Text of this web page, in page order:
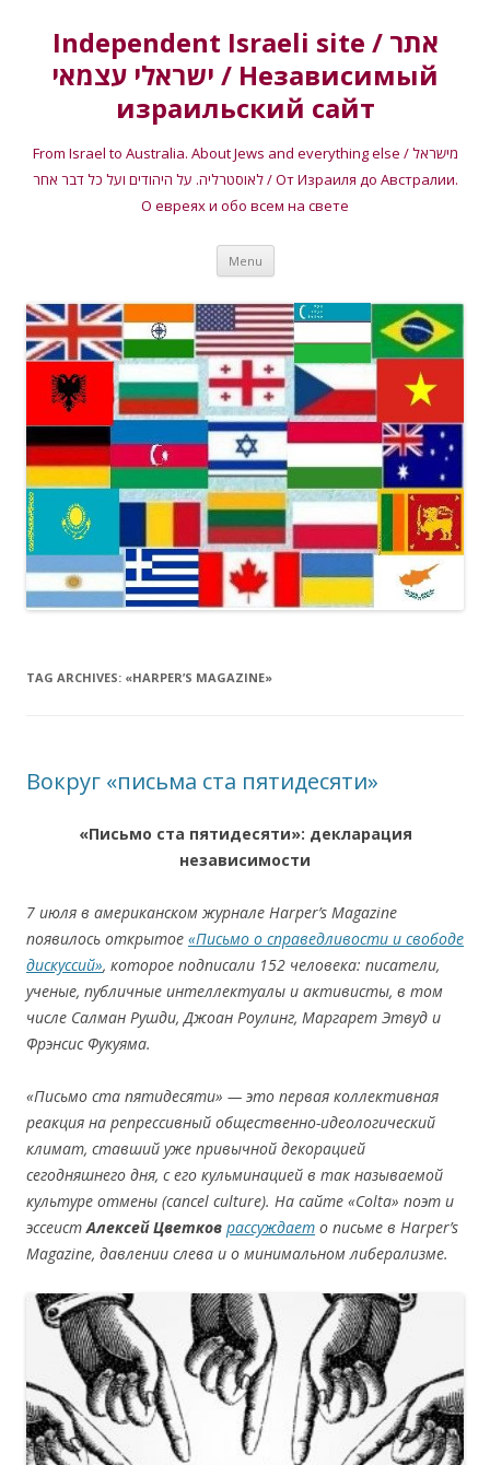
Independent Israeli site / אתר
ישראלי עצמאי / Независимый
израильский сайт
From Israel to Australia. About Jews and everything else / מישראל
לאוסטרליה. על היהודים ועל כל דבר אחר / От Израиля до Австралии.
О евреях и обо всем на свете
Menu Skip
content
TAG ARCHIVES: «HARPER’S MAGAZINE»
Вокруг «письма ста пятидесяти»
«Письмо ста пятидесяти»: декларация
независимости
7 июля в американском журнале Harper’s Magazine
появилось открытое «Письмо о справедливости и свободе
дискуссий», которое подписали 152 человека: писатели,
ученые, публичные интеллектуалы и активисты, в том
числе Салман Рушди, Джоан Роулинг, Маргарет Этвуд и
Фрэнсис Фукуяма.
«Письмо ста пятидесяти» — это первая коллективная
реакция на репрессивный общественно-идеологический
климат, ставший уже привычной декорацией
сегодняшнего дня, с его кульминацией в так называемой
культуре отмены (cancel culture). На сайте «Colta» поэт и
эссеист Алексей Цветков рассуждает о письме в Harper’s
Magazine, давлении слева и о минимальном либерализме.